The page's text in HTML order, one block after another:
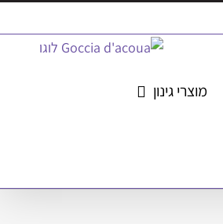
מוצרי גינון